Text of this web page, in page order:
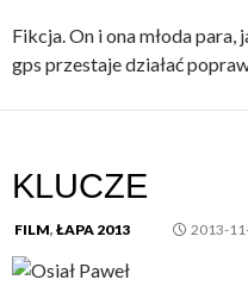
Fikcja. On i ona młoda para,
gps przestaje działać
KLUCZE
FILM, ŁAPA 2013 2013-